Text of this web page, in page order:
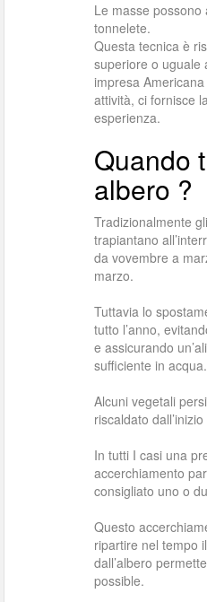
Le masse
tonnelete.
Questa tecnica è
superiore o uguale
impresa
attività, ci fornisce
esperienza.
Quando
albero ?
Tradizionalmente
trapiantano
da vovembre a
marzo.
Tuttavia lo
tutto l’anno,
e assicurando
sufficiente in acqua.
Alcuni vegetali
riscaldato
In tutti I casi una
accerchiamento
consigliato uno o
Questo
ripartire nel tempo
dall’albero
possible.